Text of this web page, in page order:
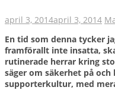
april 3, 2014april 3, 2014
En tid som denna tycker
framförallt inte insatta,
rutinerade herrar kring
säger om säkerhet på
supporterkultur, med